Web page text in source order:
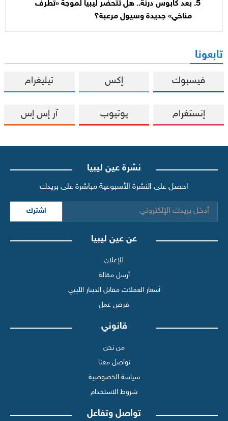
بعد كابوس درنة.. هل تتحضّر ليبيا لموجة «تطرف
مناخي» جديدة وسيول مرعبة؟
تابعونا
فيسبوك إكس تيليغرام
إنستغرام يوتيوب آر إس إس
نشرة عين ليبيا
احصل على النشرة الأسبوعية مباشرة على بريدك
اشترك
عن عين ليبيا
للإعلان
أرسل مقالة
أسعار العملات مقابل الدينار الليبي
فرص عمل
قانوني
من نحن
تواصل معنا
سياسة الخصوصية
شروط الاستخدام
تواصل وتفاعل